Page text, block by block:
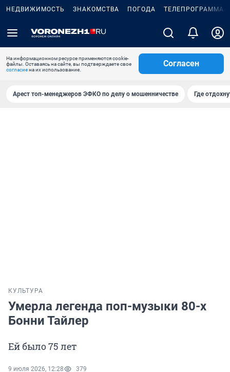
НЕДВИЖИМОСТЬ ЗНАКОМСТВА ПОГОДА ТЕЛЕПРОГРАММА
На информационном ресурсе применяются cookie-
файлы. Оставаясь на сайте, вы подтверждаете свое
согласиена их использование.
Согласен
Арест топ-менеджеров ЭФКО по делу о мошенничестве Где
КУЛЬТУРА
Умерла легенда поп-музыки 80-х
Бонни Тайлер
Ей было 75 лет
9 июля 2026, 12:28 379